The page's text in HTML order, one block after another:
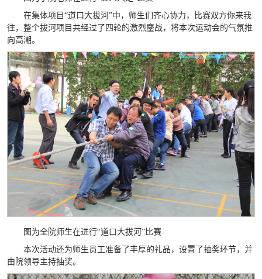
在集体项目“道口大拔河”中，师生们齐心协力，比赛双方你来我
往，整个拔河项目共经过了四轮的激烈鏖战，将本次运动会的气氛推
向高潮。
图为全院师生在进行“道口大拔河”比赛
本次活动还为师生员工准备了丰厚的礼品，设置了抽奖环节，并
由院领导主持抽奖。